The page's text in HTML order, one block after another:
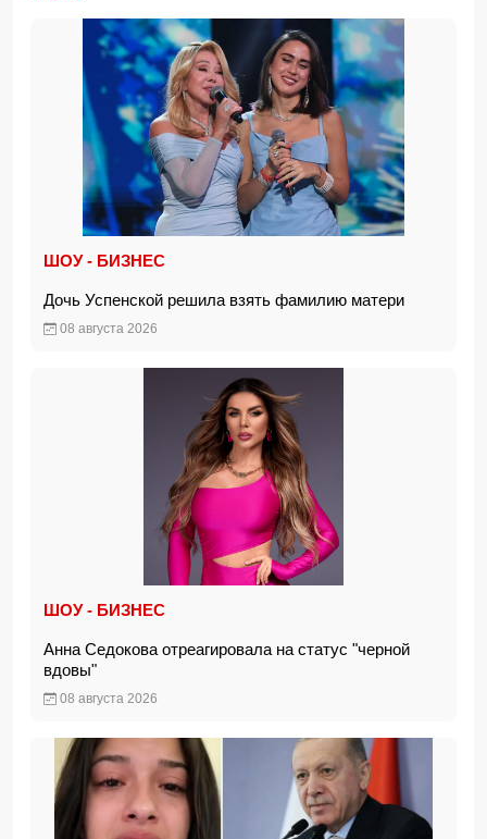
ШОУ - БИЗНЕС
Дочь Успенской решила взять фамилию матери
08 августа 2026
ШОУ - БИЗНЕС
Анна Седокова отреагировала на статус "черной
вдовы"
08 августа 2026